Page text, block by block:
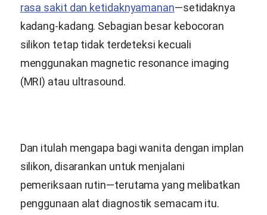
rasa sakit dan ketidaknyamanan—setidaknya
kadang-kadang. Sebagian besar kebocoran
silikon tetap tidak terdeteksi kecuali
menggunakan magnetic resonance imaging
(MRI) atau ultrasound.
Dan itulah mengapa bagi wanita dengan implan
silikon, disarankan untuk menjalani
pemeriksaan rutin—terutama yang melibatkan
penggunaan alat diagnostik semacam itu.